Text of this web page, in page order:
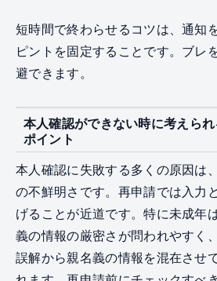
短時間で終わらせるコツは、通知
ピントを固定することです。ブレ
避できます。
本人確認ができない時に考えら
ポイント
本人確認に失敗する多くの原因は
の不鮮明さです。再申請では入力
げることが近道です。特に未成年
義の情報の厳密さが問われやすく
誤解から親名義の情報を混在させ